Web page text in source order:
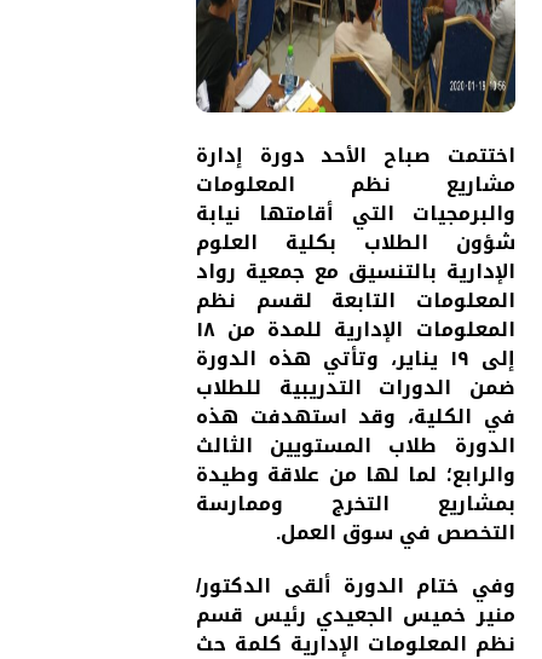
اختتمت صباح الأحد دورة إدارة
مشاريع نظم المعلومات
والبرمجيات التي أقامتها نيابة
شؤون الطلاب بكلية العلوم
الإدارية بالتنسيق مع جمعية رواد
المعلومات التابعة لقسم نظم
المعلومات الإدارية للمدة من ١٨
إلى ١٩ يناير، وتأتي هذه الدورة
ضمن الدورات التدريبية للطلاب
في الكلية، وقد استهدفت هذه
الدورة طلاب المستويين الثالث
والرابع؛ لما لها من علاقة وطيدة
بمشاريع التخرج وممارسة
التخصص في سوق العمل.
وفي ختام الدورة ألقى الدكتور/
منير خميس الجعيدي رئيس قسم
نظم المعلومات الإدارية كلمة حث